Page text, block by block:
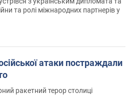
та ролі міжнародних партнерів у
атаки постраждали
ракетний терор столиці